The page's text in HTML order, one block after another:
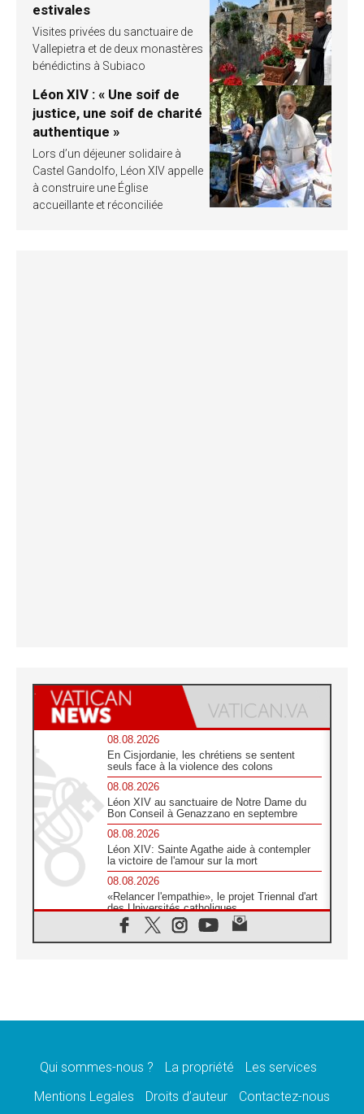
estivales
Visites privées du sanctuaire de
Vallepietra et de deux monastères
bénédictins à Subiaco
Léon XIV : « Une soif de
justice, une soif de charité
authentique »
Lors d’un déjeuner solidaire à
Castel Gandolfo, Léon XIV appelle
à construire une Église
accueillante et réconciliée
08.08.2026
En Cisjordanie, les chrétiens se sentent
seuls face à la violence des colons
08.08.2026
Léon XIV au sanctuaire de Notre Dame du
Bon Conseil à Genazzano en septembre
08.08.2026
Léon XIV: Sainte Agathe aide à contempler
la victoire de l'amour sur la mort
08.08.2026
«Relancer l'empathie», le projet Triennal d'art
des Universités catholiques
08.08.2026
Signis 2026, donner la parole aux religieuses
07.08.2026
07.08.2026
de l'Assomption et mémoire nationale
Qui sommes-nous ? La propriété
Les services
Mentions Legales
Droits d’auteur Contactez-nous